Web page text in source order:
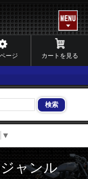
ージ カートを見る
▼
ャンル